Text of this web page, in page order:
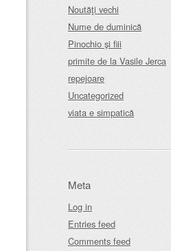
Noutăţi vechi
Nume de duminică
Pinochio şi fiii
primite de la Vasile Jerca
repejoare
Uncategorized
viata e simpatică
Meta
Log in
Entries feed
Comments feed